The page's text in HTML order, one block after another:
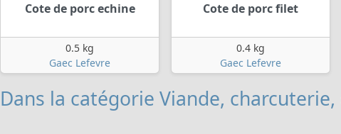
Cote de porc echine
0.5 kg
Gaec Lefevre
Cote de porc filet
0.4 kg
Gaec Lefevre
Dans la catégorie Viande,